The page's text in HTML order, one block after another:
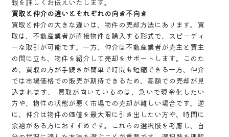
報を詳しくお伝えいたします。
買取と仲介の違いとそれぞれの向き不向き
買取と仲介の大きな違いは、物件の売却方法にあります。買
取は、不動産業者が直接物件を購入する形式で、スピーディ
ーな取引が可能です。一方、仲介は不動産業者が売主と買主
の間に立ち、物件を紹介して売却をサポートします。このた
め、買取の方が手続きが簡単で時間も短縮できる一方、仲介
では市場価格での販売が期待できるため、高額での売却が見
込まれます。 買取が向いているのは、急いで現金化したい
方や、物件の状態が悪く市場での売却が難しい場合です。逆
に、仲介は物件の価値を最大限に引き出したい方や、時間に
余裕がある方におすすめです。これらの選択肢を考慮し、自